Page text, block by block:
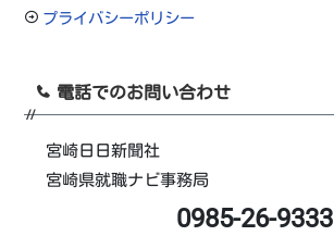
プライバシーポリシー
電話でのお問い合わせ
宮崎日日新聞社
宮崎県就職ナビ事務局
0985-26-9333